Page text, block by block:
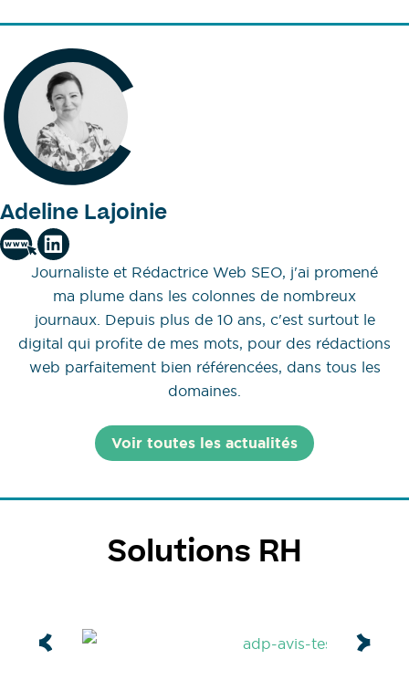
Adeline Lajoinie
Journaliste et Rédactrice Web SEO, j'ai promené
ma plume dans les colonnes de nombreux
journaux. Depuis plus de 10 ans, c'est surtout le
digital qui profite de mes mots, pour des rédactions
web parfaitement bien référencées, dans tous les
domaines.
Voir toutes les actualités
Solutions RH